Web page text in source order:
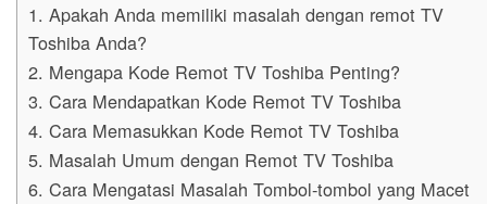
1. Apakah Anda memiliki masalah dengan remot TV
Toshiba Anda?
2. Mengapa Kode Remot TV Toshiba Penting?
3. Cara Mendapatkan Kode Remot TV Toshiba
4. Cara Memasukkan Kode Remot TV Toshiba
5. Masalah Umum dengan Remot TV Toshiba
6. Cara Mengatasi Masalah Tombol-tombol yang Macet